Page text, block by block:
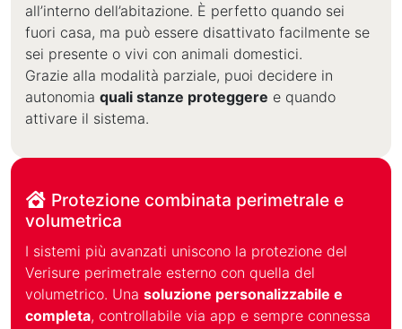
all’interno dell’abitazione. È perfetto quando sei
fuori casa, ma può essere disattivato facilmente se
sei presente o vivi con animali domestici.
Grazie alla modalità parziale, puoi decidere in
autonomia quali stanze proteggere e quando
attivare il sistema.
Protezione combinata perimetrale e
volumetrica
I sistemi più avanzati uniscono la protezione del
Verisure perimetrale esterno con quella del
volumetrico. Una soluzione personalizzabile e
completa, controllabile via app e sempre connessa